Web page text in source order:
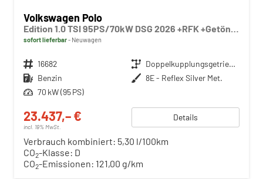
Volkswagen Polo
Edition 1.0 TSI 95PS/70kW DSG 2026 +RFK +Getönte Heckscheiben +TravelAssist +LED
sofort lieferbar Neuwagen
Fahrzeugnr. 16682 Getriebe
Doppelkupplungsgetriebe (DSG)
Kraftstoff Benzin Außenfarbe 8E - Reflex Silver Met.
Leistung 70 kW (95 PS)
23.437,– €
incl. 19% MwSt.
Details
Verbrauch kombiniert: 5,30 l/100km
CO2-Klasse: D
CO2-Emissionen: 121,00 g/km